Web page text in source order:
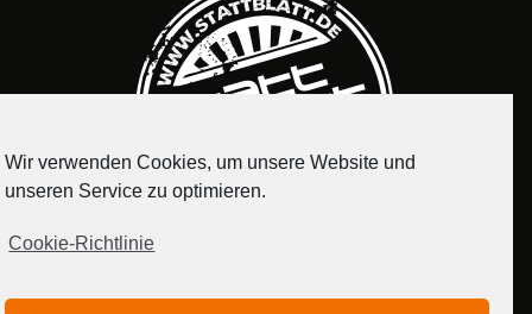
Wir verwenden Cookies, um unsere Website und
unseren Service zu optimieren.
Cookie-Richtlinie